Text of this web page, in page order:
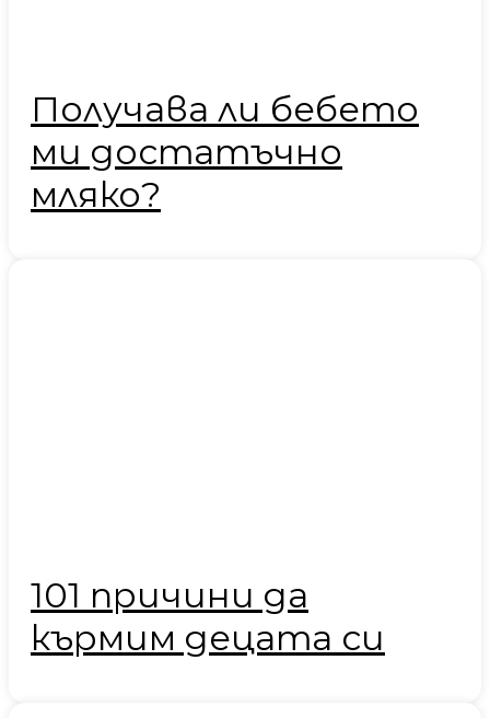
Получава ли бебето
ми достатъчно
мляко?
101 причини да
кърмим децата си